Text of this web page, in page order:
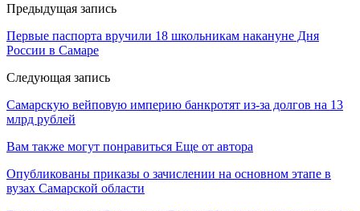
Предыдущая запись
Первые паспорта вручили 18 школьникам накануне Дня
России в Самаре
Следующая запись
Самарскую вейповую империю банкротят из-за долгов на 13
млрд рублей
Вам также могут понравиться Еще от автора
Опубликованы приказы о зачислении на основном этапе в
вузах Самарской области